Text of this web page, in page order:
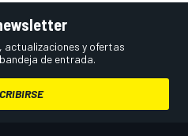
y ofertas
de entrada.